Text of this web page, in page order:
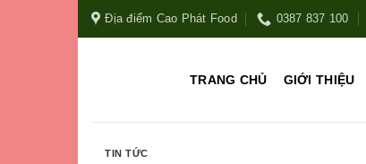
Địa điểm Cao Phát Food 0387 837 100
TRANG CHỦ GIỚI THIỆU
TIN TỨC